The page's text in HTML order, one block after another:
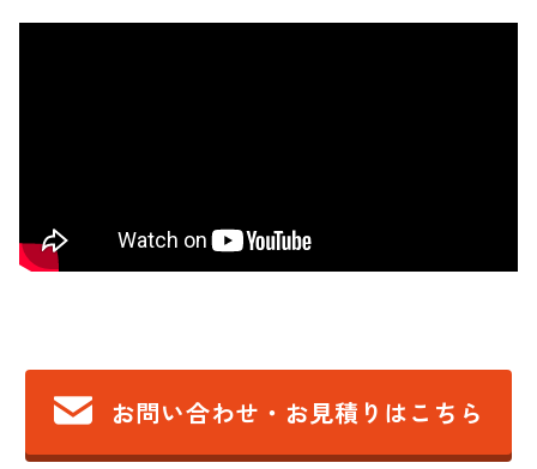
お問い合わせ・お見積りはこちら